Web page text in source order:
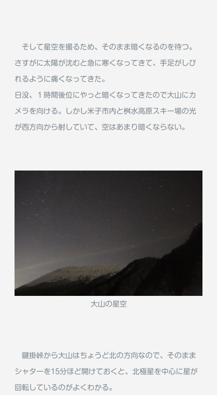
そして星空を撮るため、そのまま暗くなるのを待つ。
さすがに太陽が沈むと急に寒くなってきて、手足がしび
れるように痛くなってきた。
日没、１時間後位にやっと暗くなってきたので大山にカ
メラを向ける。しかし米子市内と桝水高原スキー場の光
が西方向から射していて、空はあまり暗くならない。
大山の星空
鍵掛峠から大山はちょうど北の方向なので、そのまま
シャターを15分ほど開けておくと、北極星を中心に星が
回転しているのがよくわかる。